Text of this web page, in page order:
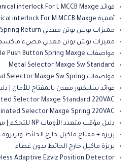
فوائد Mechanical interlock For L MCCB Maxge | دليل الأمان 2026
أهمية Mechanical interlock For M MCCB Maxge | دليل 2026
مميزات بوش بوتن معدني Maxge Spring Return للتحكم | دليل 2026
مميزات بوش بوتن معدني مضيء ماكسجي |
مواصفات Metal Double Push Button Spring Maxge المزدوج | 2026
Metal Selector Maxge Sw Standard
مواصفات Metal Selector Maxge Sw Spring | دليل التحكم 2026
فوائد سليكتور معدن بالمفتاح للأمان |
Selector Maxge Standard 220VAC
Selector Maxge Spring 220VAC
دليل مؤقت متعدد الأوقات NP للتحكم | مواصفات 2026
بريزة + مفتاح ماكيل خارج الحائط وتربروف IP44
بريزة ماكيل خارج الحائط بدون غطاء
Adaptive Ezviz Position Detector